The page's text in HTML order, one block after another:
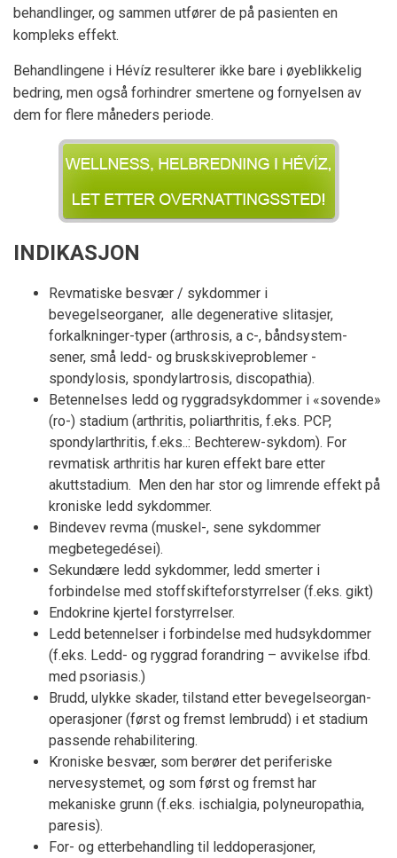
behandlinger, og sammen utfører de på pasienten en
kompleks effekt.
Behandlingene i Hévíz resulterer ikke bare i øyeblikkelig
bedring, men også forhindrer smertene og fornyelsen av
dem for flere måneders periode.
INDIKASJON
Revmatiske besvær / sykdommer i
bevegelseorganer, alle degenerative slitasjer,
forkalkninger-typer (arthrosis, a c-, båndsystem-
sener, små ledd- og bruskskiveproblemer -
spondylosis, spondylartrosis, discopathia).
Betennelses ledd og ryggradsykdommer i «sovende»
(ro-) stadium (arthritis, poliarthritis, f.eks. PCP,
spondylarthritis, f.eks..: Bechterew-sykdom). For
revmatisk arthritis har kuren effekt bare etter
akuttstadium. Men den har stor og limrende effekt på
kroniske ledd sykdommer.
Bindevev revma (muskel-, sene sykdommer
megbetegedései).
Sekundære ledd sykdommer, ledd smerter i
forbindelse med stoffskifteforstyrrelser (f.eks. gikt)
Endokrine kjertel forstyrrelser.
Ledd betennelser i forbindelse med hudsykdommer
(f.eks. Ledd- og ryggrad forandring – avvikelse ifbd.
med psoriasis.)
Brudd, ulykke skader, tilstand etter bevegelseorgan-
operasjoner (først og fremst lembrudd) i et stadium
passende rehabilitering.
Kroniske besvær, som berører det periferiske
nervesystemet, og som først og fremst har
mekaniske grunn (f.eks. ischialgia, polyneuropathia,
paresis).
For- og etterbehandling til leddoperasjoner,